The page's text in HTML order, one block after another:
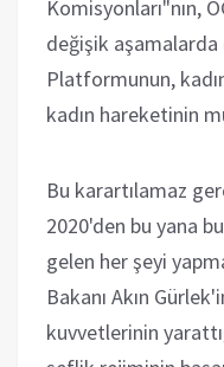
Komisyonları"nın,
değişik aşamalarda
Platformunun,
kadın hareketinin
Bu karartılamaz
2020'den bu yana
gelen her şeyi
Bakanı Akın
kuvvetlerinin